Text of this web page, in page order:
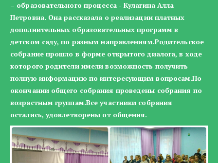
– образовательного процесса - Кулагина Алла
Петровна. Она рассказала о реализации платных
дополнительных образовательных программ в
детском саду, по разным направлениям.Родительское
собрание прошло в форме открытого диалога, в ходе
которого родители имели возможность получить
полную информацию по интересующим вопросам.По
окончании общего собрания проведены собрания по
возрастным группам.Все участники собрания
остались, удовлетворены от общения.